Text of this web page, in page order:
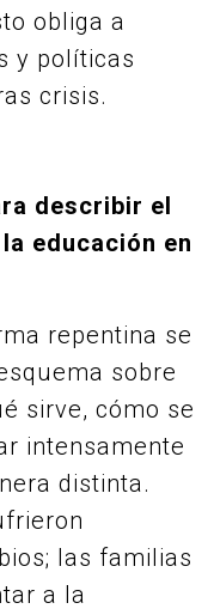
obliga a
y políticas
crisis.
describir el
educación en
repentina se
sobre
sirve, cómo se
intensamente
distinta.
las familias
a la